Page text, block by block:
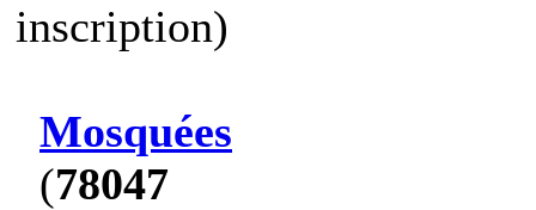
inscription)
Mosquées
(78047